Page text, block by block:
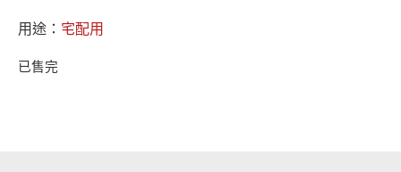
用途： 宅配用
已售完